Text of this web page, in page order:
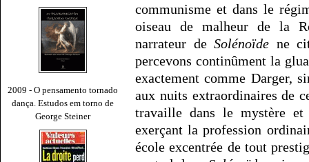
2009 - O pensamento tornado
dança. Estudos em torno de
George Steiner
communisme et dans le
oiseau de malheur de la
narrateur deSolénoïde ne
percevons continûment la
exactement comme Darger,
aux nuits extraordinaires de
travaille dans le mystère
exerçant la profession
école excentrée de tout